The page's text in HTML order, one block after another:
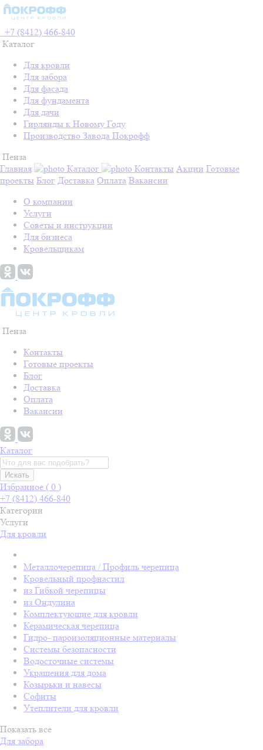
+7 (8412) 466-840
Каталог
Для кровли
Для забора
Для фасада
Для фундамента
Для дачи
Гирлянды к Новому Году
Производство Завода Покрофф
Пенза
Главная
Каталог Контакты Акции Готовые
проекты Блог Доставка Оплата Вакансии
О компании
Услуги
Советы и инструкции
Для бизнеса
Кровельщикам
Пенза
Контакты
Готовые проекты
Блог
Доставка
Оплата
Вакансии
Каталог
Искать
Избранное ( 0 )
+7 (8412) 466-840
Категории
Услуги
Для кровли
Металлочерепица / Профиль черепица
Кровельный профнастил
из Гибкой черепицы
из Ондулина
Комплектующие для кровли
Керамическая черепица
Гидро- пароизоляционные материалы
Системы безопасности
Водосточные системы
Украшения для дома
Козырьки и навесы
Софиты
Утеплители для кровли
Показать все
Для забора